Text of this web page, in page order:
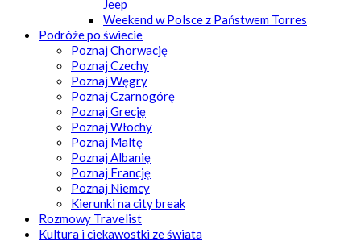
Jeep
Weekend w Polsce z Państwem Torres
Podróże po świecie
Poznaj Chorwację
Poznaj Czechy
Poznaj Węgry
Poznaj Czarnogórę
Poznaj Grecję
Poznaj Włochy
Poznaj Maltę
Poznaj Albanię
Poznaj Francję
Poznaj Niemcy
Kierunki na city break
Rozmowy Travelist
Kultura i ciekawostki ze świata